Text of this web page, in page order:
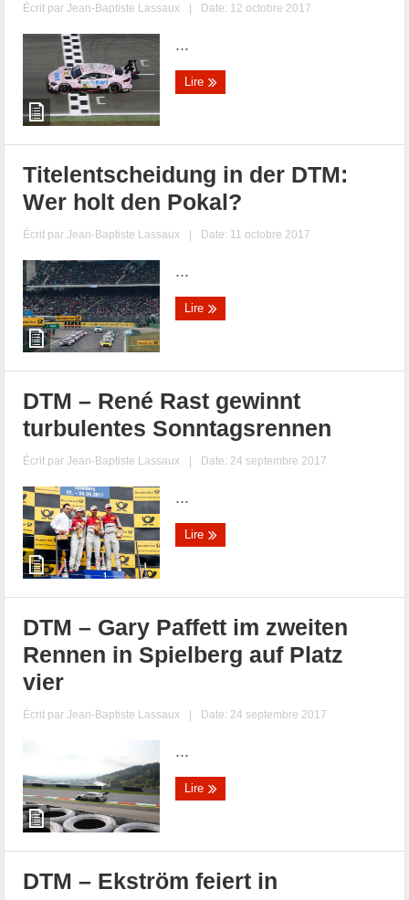
Écrit parJean-Baptiste Lassaux | Date: 12 octobre 2017
...
Lire
Titelentscheidung in der DTM:
Wer holt den Pokal?
Écrit parJean-Baptiste Lassaux | Date: 11 octobre 2017
...
Lire
DTM – René Rast gewinnt
turbulentes Sonntagsrennen
Écrit parJean-Baptiste Lassaux | Date: 24 septembre 2017
...
Lire
DTM – Gary Paffett im zweiten
Rennen in Spielberg auf Platz
vier
Écrit parJean-Baptiste Lassaux | Date: 24 septembre 2017
...
Lire
DTM – Ekström feiert in